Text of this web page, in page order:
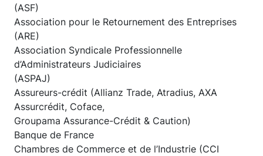
(ASF)
Association pour le Retournement des Entreprises
(ARE)
Association Syndicale Professionnelle
d’Administrateurs Judiciaires
(ASPAJ)
Assureurs-crédit (Allianz Trade, Atradius, AXA
Assurcrédit, Coface,
Groupama Assurance-Crédit & Caution)
Banque de France
Chambres de Commerce et de l’Industrie (CCI